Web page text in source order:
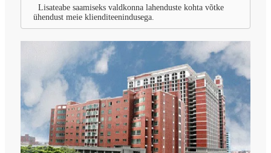
Lisateabe saamiseks valdkonna lahenduste kohta võtke
ühendust meie klienditeenindusega.